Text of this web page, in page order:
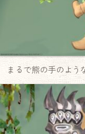
まるで熊の手のよう